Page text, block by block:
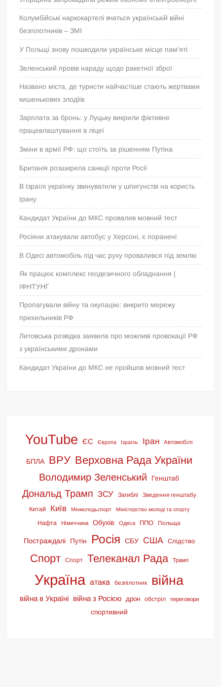
Колумбійські наркокартелі вчаться українській війні
безпілотників – ЗМІ
У Польщі знову пошкодили українське місце пам’яті
Зеленський провів нараду щодо ракетної зброї
Названо міста, де туристи найчастіше стають жертвами
кишенькових злодіїв
Зарплата за бронь: у Луцьку викрили фіктивне
працевлаштування в ліцеї
Зміни в армії РФ: що стоїть за рішенням Путіна
Британія розширила санкції проти Росії
В Ізраїлі українку звинуватили у шпигунстві на користь
Ірану
Кандидат України до МКС провалив мовний тест
Росіяни атакували автобус у Херсоні, є поранені
В Одесі автомобіль під час руху провалився під землю
Як працює комплекс геодезичного обладнання |
ІФНТУНГ
Пропагували війну та окупацію: викрито мережу
прихильників РФ
Литовська розвідка заявила про можливі провокації РФ
з українськими дронами
Кандидат України до МКС не пройшов мовний тест
YouTube ЄС Європа Ізраїль Іран Автомобілі
БПЛА ВРУ Верховна Рада України
Володимир Зеленський Генштаб
Дональд Трамп ЗСУ Загиблі Зведення генштабу
Китай Київ Мінмолодьспорт Міністерство молоді та спорту
Нафта Німеччина Обухів Одеса ППО Польща
Постраждалі Путін Росія СБУ США Слідство
Спорт Спорт Телеканал Рада Трамп
Україна атака безпілотник війна
війна в Україні війна з Росією дрон обстріл переговори
спортивний